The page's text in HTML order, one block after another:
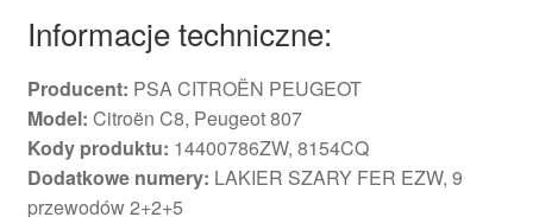
Informacje techniczne:
Producent: PSA CITROËN PEUGEOT
Model: Citroën C8, Peugeot 807
Kody produktu: 14400786ZW, 8154CQ
Dodatkowe numery: LAKIER SZARY FER EZW, 9
przewodów 2+2+5